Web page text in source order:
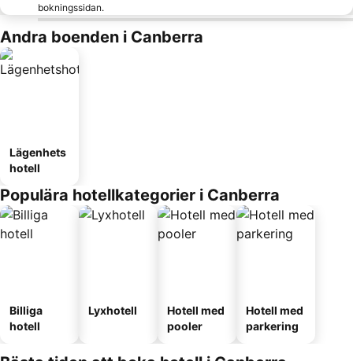
bokningssidan.
Andra boenden i Canberra
Lägenhets
hotell
Populära hotellkategorier i Canberra
Billiga
hotell
Lyxhotell
Hotell med
pooler
Hotell med
parkering